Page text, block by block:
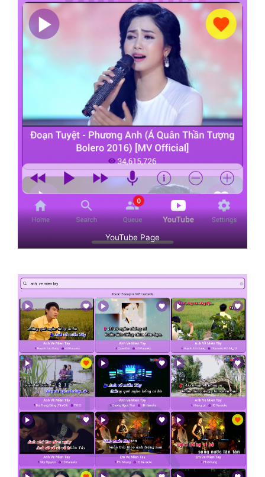
YouTube Page